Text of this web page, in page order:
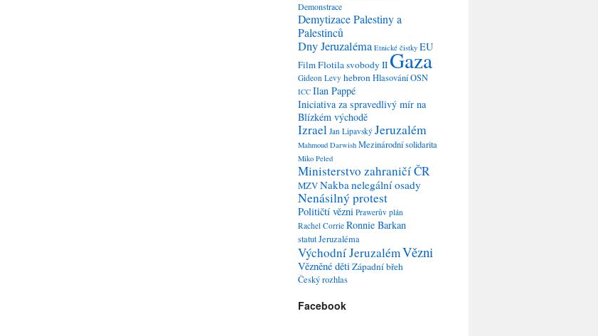
Demonstrace
Demytizace Palestiny a
Palestinců
Dny Jeruzaléma Etnické čistky EU
FilmFlotila svobody II Gaza
Gideon Levy hebronHlasování OSN
ICC Ilan Pappé
Iniciativa za spravedlivý mír na
Blízkém východě
Izrael Jan Lipavský Jeruzalém
Mahmoud Darwish Mezinárodní solidarita
Miko Peled
Ministerstvo zahraničí ČR
MZVNakbanelegální osady
Nenásilný protest
Političtí vězni Prawerův plán
Rachel Corrie Ronnie Barkan
statut Jeruzaléma
Východní JeruzalémVězni
Vězněné dětiZápadní břeh
Český rozhlas
Facebook